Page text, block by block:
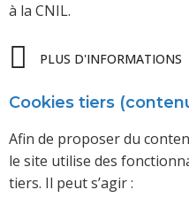
à la CNIL.
PLUS D'INFORMATIONS
Cookies tiers
Afin de proposer du
le site utilise des
tiers. Il peut s’agir :